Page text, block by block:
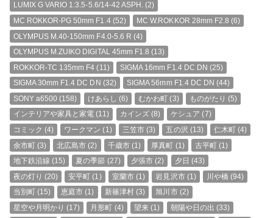
LUMIX G VARIO 1:3.5-5.6/14-42 ASPH. (2)
MC ROKKOR-PG 50mm F1.4(52) MC W.ROKKOR 28mm F2.8 (6)
OLYMPUS M.40-150mm F4.0-5.6 R (4)
OLYMPUS M.ZUIKO DIGITAL 45mm F1.8 (13)
ROKKOR-TC 135mm F4 (11) SIGMA 16mm F1.4 DC DN (25)
SIGMA 30mm F1.4 DC DN (32) SIGMA 56mm F1.4 DC DN (44)
SONY a6500 (158) けあらし (6) むかわ町 (3) ものがたり (5)
インテリアや家具と家電 (11) カインズ(8) ケシュア (7)
コミック (4) ワークマン (1) 三笠市 (3) 五の沢 (13) 仁木町 (4)
余市町(3) 北広島市 (2) 千歳市(1) 厚真町 (1) 古平町 (1)
地下鉄沿線 (15) 夏の季節 (27) 夕張市 (2) 夕日 (43)
夜の灯り (20) 安平町 (1) 室蘭市(1) 岩見沢市(1) 川や橋 (94)
当別町(15) 恵庭市 (1) 新篠津村(3) 旭川市(2)
星空や月明かり (17) 月形町 (4) 望来 (1) 朝陽や日の出 (33)